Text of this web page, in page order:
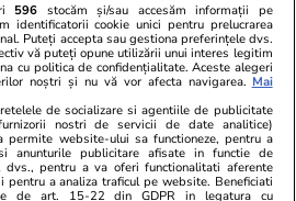
Advertorial
596 stocăm și/sau accesăm informații pe
identificatorii cookie unici pentru prelucrarea
Puteți accepta sau gestiona preferințele dvs.
vă puteți opune utilizării unui interes legitim
cu politica de confidențialitate. Aceste alegeri
noștri și nu vă vor afecta navigarea. Mai
de socializare si agentiile de publicitate
nostri de servicii de date analitice)
permite website-ului sa functioneze, pentru a
anunturile publicitare afisate in functie de
dvs., pentru a va oferi functionalitati aferente
pentru a analiza traficul pe website. Beneficiati
de art. 15-22 din GDPR in legatura cu